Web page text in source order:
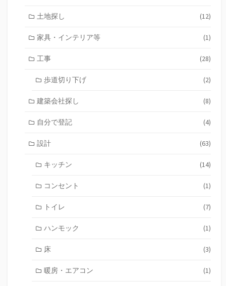
土地探し (12)
家具・インテリア等 (1)
工事 (28)
歩道切り下げ (2)
建築会社探し (8)
自分で登記 (4)
設計 (63)
キッチン (14)
コンセント (1)
トイレ (7)
ハンモック (1)
床 (3)
暖房・エアコン (1)